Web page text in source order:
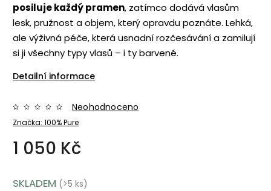
posiluje každý pramen, zatímco dodává vlasům
lesk, pružnost a objem, který opravdu poznáte. Lehká,
ale výživná péče, která usnadní rozčesávání a zamilují
si ji všechny typy vlasů – i ty barvené.
Detailní informace
Značka: 100% Pure
Neohodnoceno
1 050 Kč
SKLADEM (>5 ks)